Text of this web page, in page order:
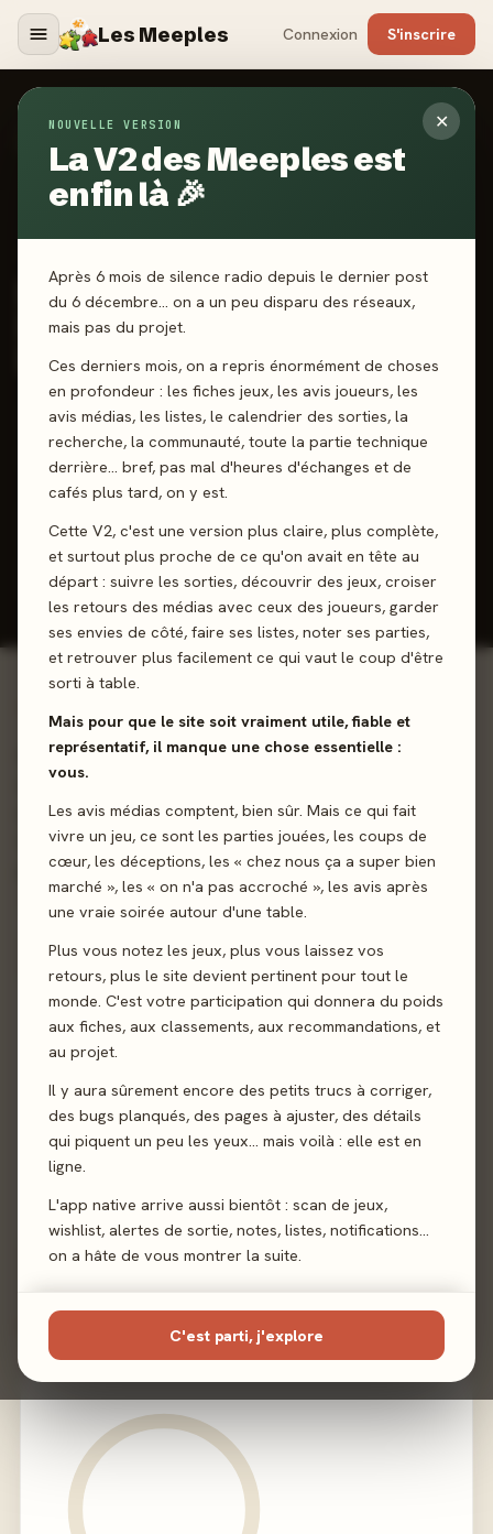
Les Meeples Connexion S'inscrire
✕
NOUVELLE VERSION
La V2 des Meeples est
enfin là 🎉
Après 6 mois de silence radio depuis le dernier post
du 6 décembre… on a un peu disparu des réseaux,
mais pas du projet.
Ces derniers mois, on a repris énormément de choses
en profondeur : les fiches jeux, les avis joueurs, les
avis médias, les listes, le calendrier des sorties, la
recherche, la communauté, toute la partie technique
derrière… bref, pas mal d'heures d'échanges et de
cafés plus tard, on y est.
Cette V2, c'est une version plus claire, plus complète,
et surtout plus proche de ce qu'on avait en tête au
départ : suivre les sorties, découvrir des jeux, croiser
les retours des médias avec ceux des joueurs, garder
ses envies de côté, faire ses listes, noter ses parties,
et retrouver plus facilement ce qui vaut le coup d'être
sorti à table.
Mais pour que le site soit vraiment utile, fiable et
représentatif, il manque une chose essentielle :
vous.
Les avis médias comptent, bien sûr. Mais ce qui fait
vivre un jeu, ce sont les parties jouées, les coups de
cœur, les déceptions, les « chez nous ça a super bien
marché », les « on n'a pas accroché », les avis après
une vraie soirée autour d'une table.
Plus vous notez les jeux, plus vous laissez vos
retours, plus le site devient pertinent pour tout le
monde. C'est votre participation qui donnera du poids
aux fiches, aux classements, aux recommandations, et
au projet.
Il y aura sûrement encore des petits trucs à corriger,
des bugs planqués, des pages à ajuster, des détails
qui piquent un peu les yeux… mais voilà : elle est en
ligne.
L'app native arrive aussi bientôt : scan de jeux,
wishlist, alertes de sortie, notes, listes, notifications…
on a hâte de vous montrer la suite.
C'est parti, j'explore
Jeux/Black Rose Wars Renaissance : La Terreur De La
Forge - Extension
Black Rose Wars
Renaissance : La Terreur
De La Forge - Extension
1-6 joueurs 14 ans+ 90 min
Affrontement
J'ai joué Envie de jouer Wishlist
Donner mon avis
Black Rose Renaissance : La Terreur de la Forge est une
extension pour le jeu Black Rose Wars Renaissance. Cette
extension ajoute Magma, un nouvel Avatar, né dans les
flammes et vous permettra de découvrir la puissance du
pouvoir du Feu !
Affrontement Deckbuilding
Sortie 12 janvier 2024
Auteur
Illustration Simone De Paolis·Angelica Donarini·Cristian
Casado Otazu·Giovanni Pirrotta·Vincenzo
Éditeur